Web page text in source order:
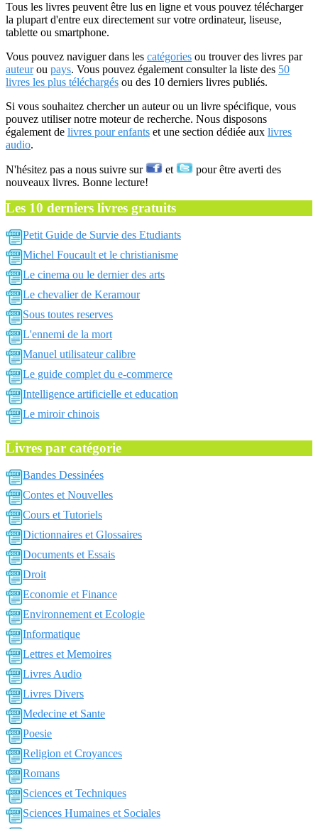
Tous les livres peuvent être lus en ligne et vous pouvez télécharger
la plupart d'entre eux directement sur votre ordinateur, liseuse,
tablette ou smartphone.
Vous pouvez naviguer dans les catégories ou trouver des livres par
auteurou pays. Vous pouvez également consulter la liste des 50
livres les plus téléchargés ou des 10 derniers livres publiés.
Si vous souhaitez chercher un auteur ou un livre spécifique, vous
pouvez utiliser notre moteur de recherche. Nous disposons
également de livres pour enfants et une section dédiée aux livres
audio.
N'hésitez pas a nous suivre sur et
pour être averti des
nouveaux livres. Bonne lecture!
Les 10 derniers livres gratuits
Petit Guide de Survie des Etudiants
Michel Foucault et le christianisme
Le cinema ou le dernier des arts
Le chevalier de Keramour
Sous toutes reserves
L'ennemi de la mort
Manuel utilisateur calibre
Le guide complet du e-commerce
Intelligence artificielle et education
Le miroir chinois
Livres par catégorie
Bandes Dessinées
Contes et Nouvelles
Cours et Tutoriels
Dictionnaires et Glossaires
Documents et Essais
Droit
Economie et Finance
Environnement et Ecologie
Informatique
Lettres et Memoires
Livres Audio
Livres Divers
Medecine et Sante
Poesie
Religion et Croyances
Romans
Sciences et Techniques
Sciences Humaines et Sociales